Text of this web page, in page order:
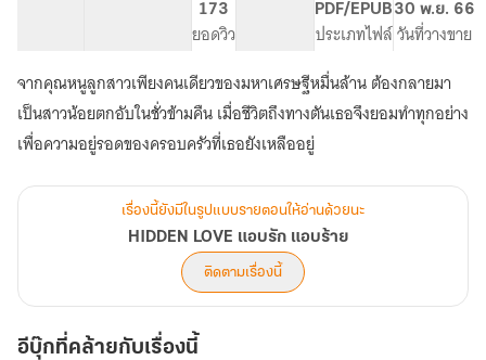
ร้าย
173
ยอดวิว
PDF/EPUB
ประเภทไฟล์
30 พ.ย. 66
วันที่วางขาย
จากคุณหนูลูกสาวเพียงคนเดียวของมหาเศรษฐีหมื่นล้าน ต้องกลายมา
เป็นสาวน้อยตกอับในชั่วข้ามคืน เมื่อชีวิตถึงทางตันเธอจึงยอมทำทุกอย่าง
เพื่อความอยู่รอดของครอบครัวที่เธอยังเหลืออยู่
เรื่องนี้ยังมีในรูปแบบรายตอนให้อ่านด้วยนะ
HIDDEN LOVE แอบรัก แอบร้าย
ติดตามเรื่องนี้
อีบุ๊กที่คล้ายกับเรื่องนี้